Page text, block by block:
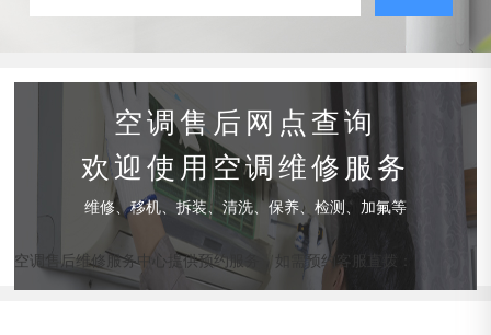
空调售后网点查询
欢迎使用空调维修服务
维修、移机、拆装、清洗、保养、检测、加氟等
空调售后维修服务中心提供预约服务，如需预约客服直拨：